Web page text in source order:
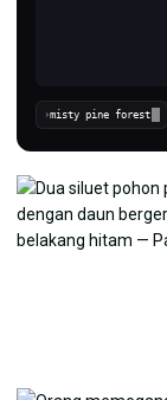
› Coba→